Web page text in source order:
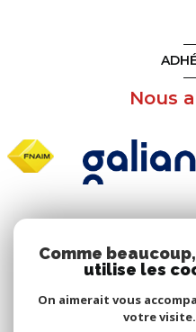
Nous
Nous
Comme
utilise les
On aimerait vous
votre visite.